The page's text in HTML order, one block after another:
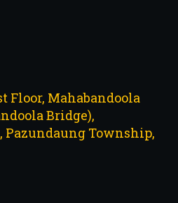
Floor, Mahabandoola
Bridge),
Pazundaung Township,